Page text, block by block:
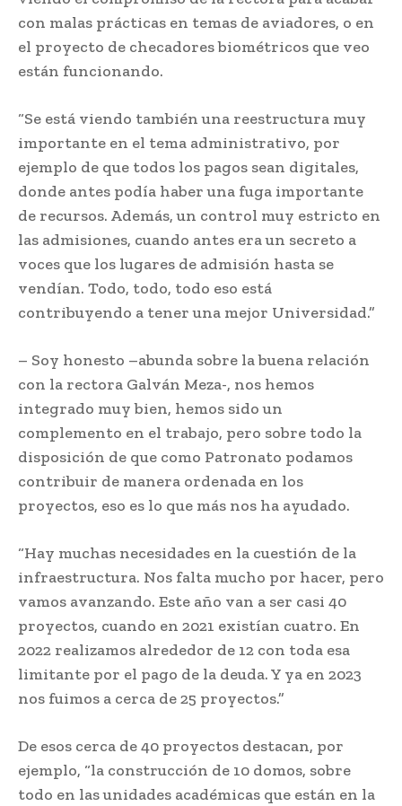
con malas prácticas en temas de aviadores, o en
el proyecto de checadores biométricos que veo
están funcionando.
“Se está viendo también una reestructura muy
importante en el tema administrativo, por
ejemplo de que todos los pagos sean digitales,
donde antes podía haber una fuga importante
de recursos. Además, un control muy estricto en
las admisiones, cuando antes era un secreto a
voces que los lugares de admisión hasta se
vendían. Todo, todo, todo eso está
contribuyendo a tener una mejor Universidad.”
– Soy honesto –abunda sobre la buena relación
con la rectora Galván Meza-, nos hemos
integrado muy bien, hemos sido un
complemento en el trabajo, pero sobre todo la
disposición de que como Patronato podamos
contribuir de manera ordenada en los
proyectos, eso es lo que más nos ha ayudado.
“Hay muchas necesidades en la cuestión de la
infraestructura. Nos falta mucho por hacer, pero
vamos avanzando. Este año van a ser casi 40
proyectos, cuando en 2021 existían cuatro. En
2022 realizamos alrededor de 12 con toda esa
limitante por el pago de la deuda. Y ya en 2023
nos fuimos a cerca de 25 proyectos.”
De esos cerca de 40 proyectos destacan, por
ejemplo, “la construcción de 10 domos, sobre
todo en las unidades académicas que están en la